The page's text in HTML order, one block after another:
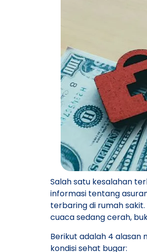
Salah satu kesalahan
informasi tentang
terbaring di rumah
cuaca sedang cerah,
​Berikut adalah 4 alasan
kondisi sehat bugar: